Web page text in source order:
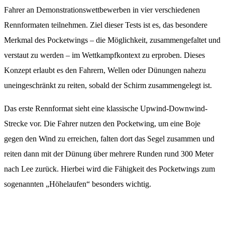
Fahrer an Demonstrationswettbewerben in vier verschiedenen
Rennformaten teilnehmen. Ziel dieser Tests ist es, das besondere
Merkmal des Pocketwings – die Möglichkeit, zusammengefaltet und
verstaut zu werden – im Wettkampfkontext zu erproben. Dieses
Konzept erlaubt es den Fahrern, Wellen oder Dünungen nahezu
uneingeschränkt zu reiten, sobald der Schirm zusammengelegt ist.
Das erste Rennformat sieht eine klassische Upwind-Downwind-
Strecke vor. Die Fahrer nutzen den Pocketwing, um eine Boje
gegen den Wind zu erreichen, falten dort das Segel zusammen und
reiten dann mit der Dünung über mehrere Runden rund 300 Meter
nach Lee zurück. Hierbei wird die Fähigkeit des Pocketwings zum
sogenannten „Höhelaufen“ besonders wichtig.